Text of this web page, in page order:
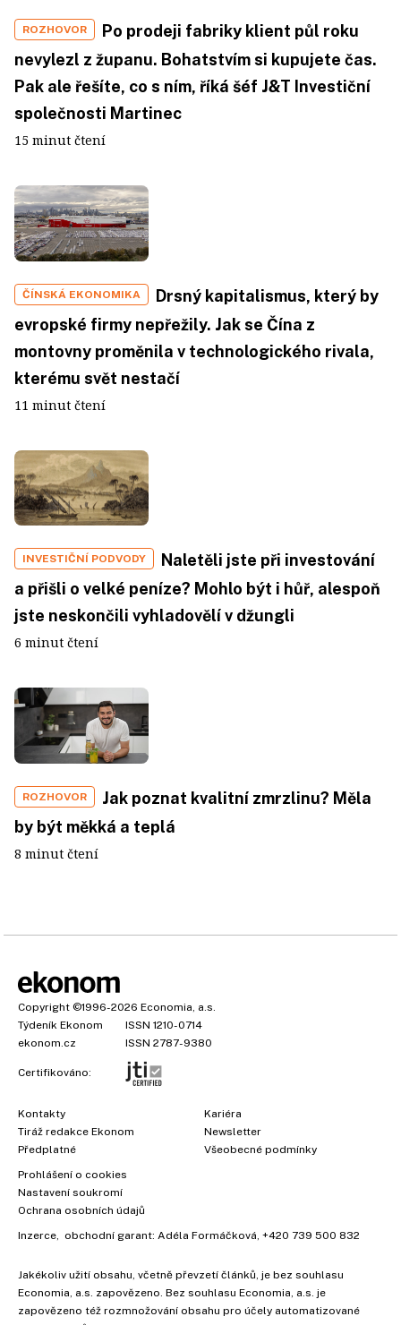
ROZHOVOR
Po prodeji fabriky klient půl roku
nevylezl z županu. Bohatstvím si kupujete čas.
Pak ale řešíte, co s ním, říká šéf J&T Investiční
společnosti Martinec
15 minut čtení
ČÍNSKÁ EKONOMIKA
Drsný kapitalismus, který by
evropské firmy nepřežily. Jak se Čína z
montovny proměnila v technologického rivala,
kterému svět nestačí
11 minut čtení
INVESTIČNÍ PODVODY
Naletěli jste při investování
a přišli o velké peníze? Mohlo být i hůř, alespoň
jste neskončili vyhladovělí v džungli
6 minut čtení
ROZHOVOR
Jak poznat kvalitní zmrzlinu? Měla
by být měkká a teplá
8 minut čtení
Copyright ©1996-2026 Economia, a.s.
Týdeník Ekonom
ISSN 1210-0714
ekonom.cz
ISSN 2787-9380
Certifikováno:
Kontakty
Tiráž redakce Ekonom
Předplatné
Kariéra
Newsletter
Všeobecné podmínky
Prohlášení o cookies
Nastavení soukromí
Ochrana osobních údajů
Inzerce , obchodní garant: Adéla Formáčková +420 739 500 832
Jakékoliv užití obsahu, včetně převzetí článků, je bez souhlasu
Economia, a.s. zapovězeno. Bez souhlasu Economia, a.s. je
zapovězeno též rozmnožování obsahu pro účely automatizované